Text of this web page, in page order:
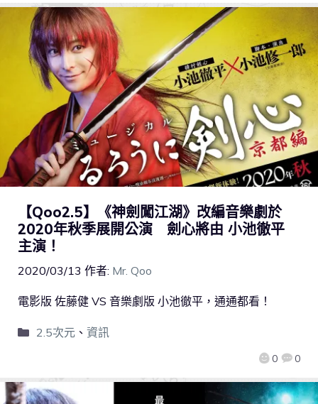
【Qoo2.5】《神劍闖江湖》改編音樂劇於
2020年秋季展開公演 劍心將由 小池徹平
主演！
2020/03/13 作者: Mr. Qoo
0 0
電影版 佐藤健 VS 音樂劇版 小池徹平，通通都看！
2.5次元、 資訊